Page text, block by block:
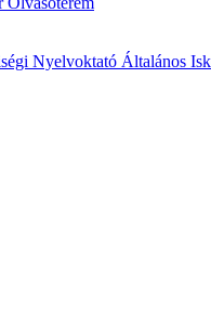
Nyelvoktató Általános